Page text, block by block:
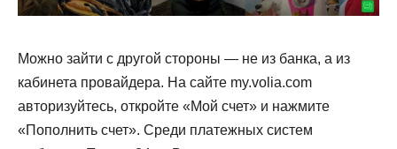
Можно зайти с другой стороны — не из банка, а из
кабинета провайдера. На сайте my.volia.com
авторизуйтесь, откройте «Мой счет» и нажмите
«Пополнить счет». Среди платежных систем